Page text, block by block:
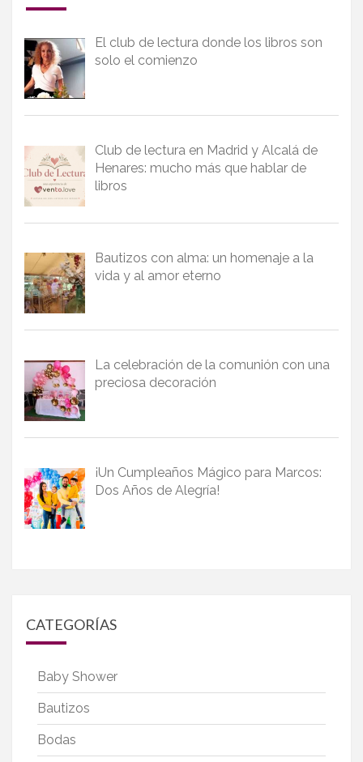
El club de lectura donde los libros son
solo el comienzo
Club de lectura en Madrid y Alcalá de
Henares: mucho más que hablar de
libros
Bautizos con alma: un homenaje a la
vida y al amor eterno
La celebración de la comunión con una
preciosa decoración
¡Un Cumpleaños Mágico para Marcos:
Dos Años de Alegría!
CATEGORÍAS
Baby Shower
Bautizos
Bodas